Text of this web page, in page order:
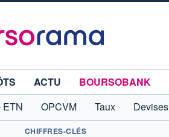
ACTU
BOURSOBANK
ETN OPCVM Taux Devises
CHIFFRES-CLÉS